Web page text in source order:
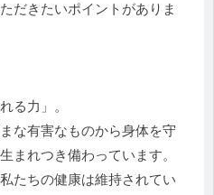
だきたいポイントがありま
る力」。
な有害なものから身体を守
まれつき備わっています。
たちの健康は維持されてい